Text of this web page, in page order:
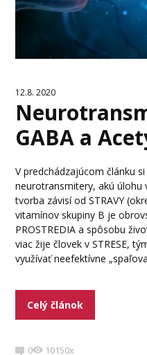
12.8. 2020
GABA a
V predchádzajúcom článku
neurotransmitery, akú úlohu
tvorba závisí od STRAVY
vitamínov skupiny B je
PROSTREDIA a spôsobu
viac žije človek v STRESE,
využívať neefektívne
Celý článok
0 10150x